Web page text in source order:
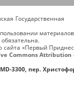
Государственная
«Первый
Commons Attribution
3300, пер.